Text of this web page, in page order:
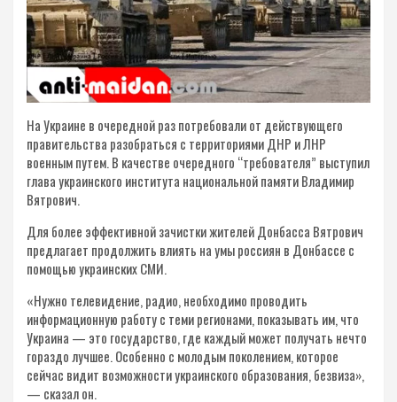
На Украине в очередной раз потребовали от действующего
правительства разобраться с территориями ДНР и ЛНР
военным путем. В качестве очередного “требователя” выступил
глава украинского института национальной памяти Владимир
Вятрович.
Для более эффективной зачистки жителей Донбасса Вятрович
предлагает продолжить влиять на умы россиян в Донбассе с
помощью украинских СМИ.
«Нужно телевидение, радио, необходимо проводить
информационную работу с теми регионами, показывать им, что
Украина — это государство, где каждый может получать нечто
гораздо лучшее. Особенно с молодым поколением, которое
сейчас видит возможности украинского образования, безвиза»,
— сказал он.